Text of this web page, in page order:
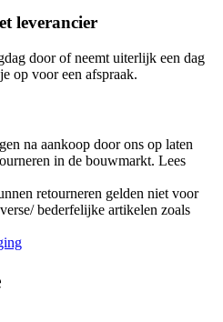
leverancier
door of neemt uiterlijk een dag
op voor een afspraak.
na aankoop door ons op laten
in de bouwmarkt. Lees
retourneren gelden niet voor
bederfelijke artikelen zoals